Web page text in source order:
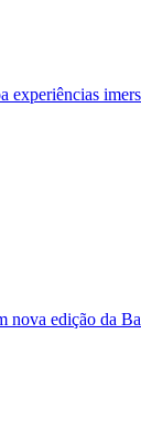
experiências
nova edição da